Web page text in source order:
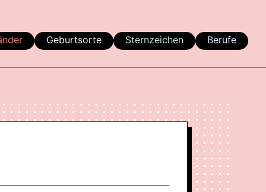
Geburtsorte Sternzeichen Berufe